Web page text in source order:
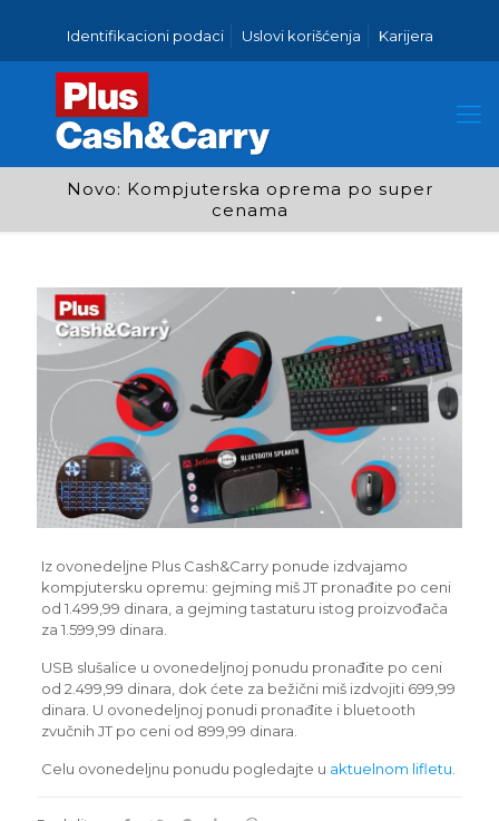
Identifikacioni podaci Uslovi korišćenja Karijera
Novo: Kompjuterska oprema po super
cenama
Iz ovonedeljne Plus Cash&Carry ponude izdvajamo
kompjutersku opremu: gejming miš JT pronađite po ceni
od 1.499,99 dinara, a gejming tastaturu istog proizvođača
za 1.599,99 dinara.
USB slušalice u ovonedeljnoj ponudu pronađite po ceni
od 2.499,99 dinara, dok ćete za bežični miš izdvojiti 699,99
dinara. U ovonedeljnoj ponudi pronađite i bluetooth
zvučnih JT po ceni od 899,99 dinara.
Celu ovonedeljnu ponudu pogledajte u aktuelnom lifletu